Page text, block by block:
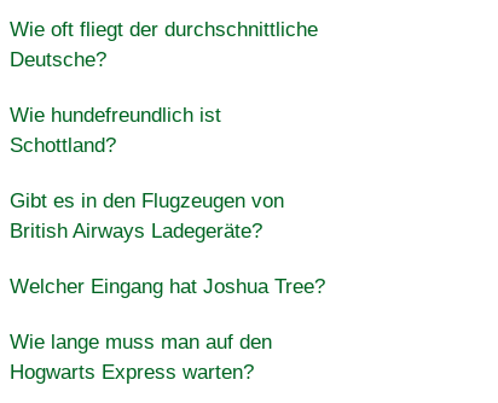
Wie oft fliegt der durchschnittliche
Deutsche?
Wie hundefreundlich ist
Schottland?
Gibt es in den Flugzeugen von
British Airways Ladegeräte?
Welcher Eingang hat Joshua Tree?
Wie lange muss man auf den
Hogwarts Express warten?